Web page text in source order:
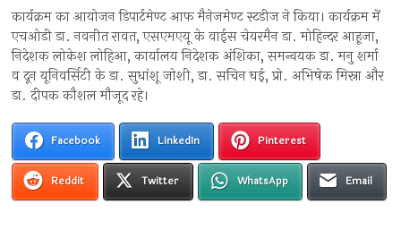
कार्यक्रम का आयोजन डिपार्टमेण्ट आफ मैनेजमेण्ट स्टडीज ने किया। कार्यक्रम में
एचओडी डा. नवनीत रावत, एसएमएयू के वाईस चेयरमैन डा. मोहिन्दर आहूजा,
निदेशक लोकेश लोहिआ, कार्यालय निदेशक अंशिका, समन्वयक डा. मनु शर्मा
व दून यूनिवर्सिटी के डा. सुधांशू जोशी, डा. सचिन घई, प्रो. अभिषेक मिस्रा और
डा. दीपक कौशल मौजूद रहे।
Facebook LinkedIn Pinterest
Reddit Twitter WhatsApp Email